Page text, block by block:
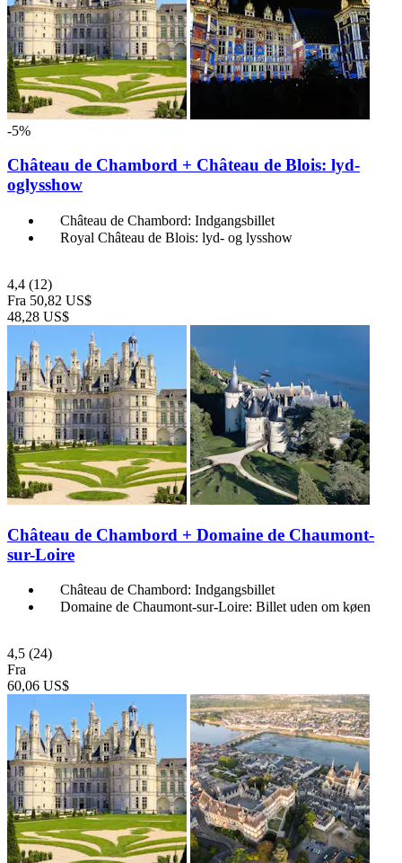
-5%
Château de Chambord + Château de Blois: lyd-
oglysshow
Château de Chambord: Indgangsbillet
Royal Château de Blois: lyd- og lysshow
4,4 (12)
Fra 50,82 US$
48,28 US$
Château de Chambord + Domaine de Chaumont-
sur-Loire
Château de Chambord: Indgangsbillet
Domaine de Chaumont-sur-Loire: Billet uden om køen
4,5 (24)
Fra
60,06 US$